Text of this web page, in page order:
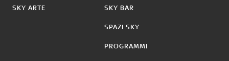
SKY ARTE SKY BAR
SPAZI SKY
PROGRAMMI